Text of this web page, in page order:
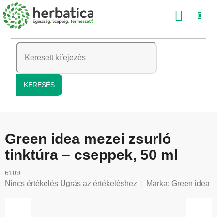
Ugrás
a
tartalomhoz
KERESÉS
Green idea mezei zsurló
tinktúra – cseppek, 50 ml
6109
A
Nincs értékelés Ugrás az értékeléshez Márka: Green idea